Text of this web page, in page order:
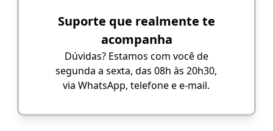
Suporte que realmente te
acompanha
Dúvidas? Estamos com você de
segunda a sexta, das 08h às 20h30,
via WhatsApp, telefone e e-mail.